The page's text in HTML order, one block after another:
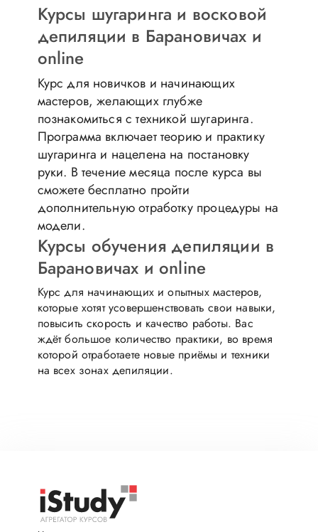
Курсы шугаринга и восковой
депиляции в Барановичах и
online
Курс для новичков и начинающих
мастеров, желающих глубже
познакомиться с техникой шугаринга.
Программа включает теорию и практику
шугаринга и нацелена на постановку
руки. В течение месяца после курса вы
сможете бесплатно пройти
дополнительную отработку процедуры на
модели.
Курсы обучения депиляции в
Барановичах и online
Курс для начинающих и опытных мастеров,
которые хотят усовершенствовать свои навыки,
повысить скорость и качество работы. Вас
ждёт большое количество практики, во время
которой отработаете новые приёмы и техники
на всех зонах депиляции.